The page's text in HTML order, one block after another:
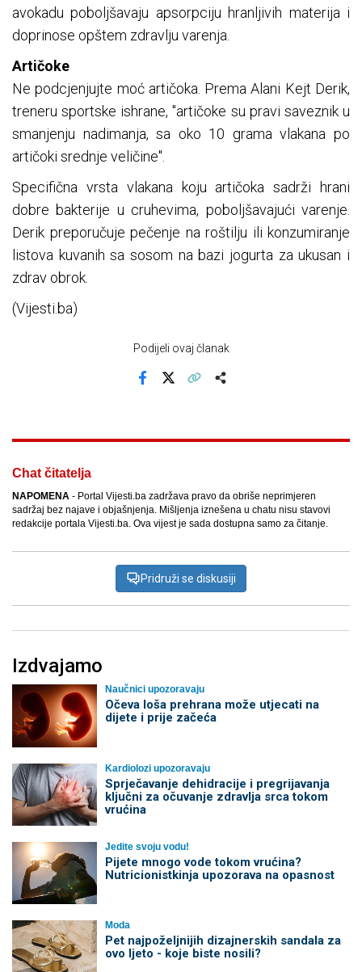
avokadu poboljšavaju apsorpciju hranljivih materija i
doprinose opštem zdravlju varenja.
Artičoke
Ne podcjenjujte moć artičoka. Prema Alani Kejt Derik,
treneru sportske ishrane, "artičoke su pravi saveznik u
smanjenju nadimanja, sa oko 10 grama vlakana po
artičoki srednje veličine".
Specifična vrsta vlakana koju artičoka sadrži hrani
dobre bakterije u cruhevima, poboljšavajući varenje.
Derik preporučuje pečenje na roštilju ili konzumiranje
listova kuvanih sa sosom na bazi jogurta za ukusan i
zdrav obrok.
(Vijesti.ba)
Podijeli ovaj članak
Chat čitatelja
NAPOMENA - Portal Vijesti.ba zadržava pravo da obriše neprimjeren
sadržaj bez najave i objašnjenja. Mišljenja iznešena u chatu nisu stavovi
redakcije portala Vijesti.ba. Ova vijest je sada dostupna samo za čitanje.
Pridruži se diskusiji
Izdvajamo
Naučnici upozoravaju
Očeva loša prehrana može utjecati na
dijete i prije začeća
Kardiolozi upozoravaju
Sprječavanje dehidracije i pregrijavanja
ključni za očuvanje zdravlja srca tokom
vrućina
Jedite svoju vodu!
Pijete mnogo vode tokom vrućina?
Nutricionistkinja upozorava na opasnost
Moda
Pet najpoželjnijih dizajnerskih sandala za
ovo ljeto - koje biste nosili?